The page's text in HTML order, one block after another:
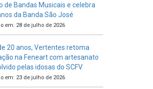
de Bandas Musicais e celebra
da Banda São José
em: 28 de julho de 2026
20 anos, Vertentes retoma
na Feneart com artesanato
pelas idosas do SCFV
em: 23 de julho de 2026